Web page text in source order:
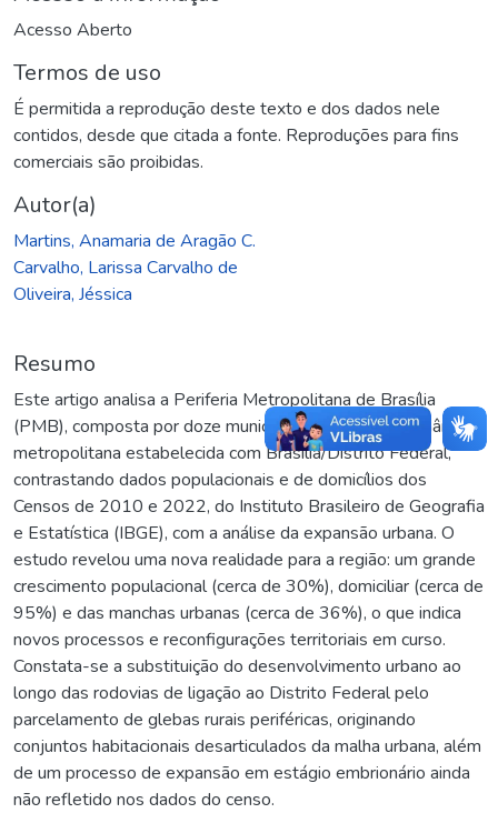
Acesso Aberto
Termos de uso
É permitida a reprodução deste texto e dos dados nele
contidos, desde que citada a fonte. Reproduções para fins
comerciais são proibidas.
Autor(a)
Martins, Anamaria de Aragão C.
Carvalho, Larissa Carvalho de
Oliveira, Jéssica
Resumo
Este artigo analisa a Periferia Metropolitana de Brasília
(PMB), composta por doze municípios goianos com dinâmica
metropolitana estabelecida com Brasília/Distrito Federal,
contrastando dados populacionais e de domicílios dos
Censos de 2010 e 2022, do Instituto Brasileiro de Geografia
e Estatística (IBGE), com a análise da expansão urbana. O
estudo revelou uma nova realidade para a região: um grande
crescimento populacional (cerca de 30%), domiciliar (cerca de
95%) e das manchas urbanas (cerca de 36%), o que indica
novos processos e reconfigurações territoriais em curso.
Constata-se a substituição do desenvolvimento urbano ao
longo das rodovias de ligação ao Distrito Federal pelo
parcelamento de glebas rurais periféricas, originando
conjuntos habitacionais desarticulados da malha urbana, além
de um processo de expansão em estágio embrionário ainda
não refletido nos dados do censo.